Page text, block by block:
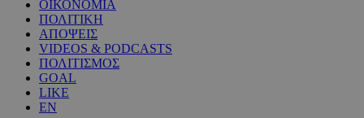
ΟΙΚΟΝΟΜΙΑ
ΠΟΛΙΤΙΚΗ
ΑΠΟΨΕΙΣ
VIDEOS & PODCASTS
ΠΟΛΙΤΙΣΜΟΣ
GOAL
LIKE
EN